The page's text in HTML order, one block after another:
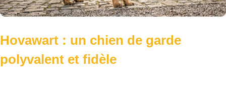
Hovawart : un chien de garde
polyvalent et fidèle